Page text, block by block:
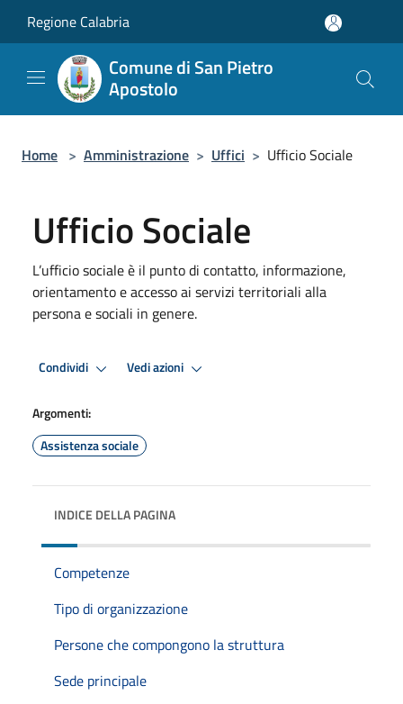
Regione Calabria
Comune di San Pietro
Apostolo
Home > Amministrazione > Uffici > Ufficio Sociale
Ufficio Sociale
L’ufficio sociale è il punto di contatto, informazione,
orientamento e accesso ai servizi territoriali alla
persona e sociali in genere.
Condividi Vedi azioni
Argomenti:
Assistenza sociale
INDICE DELLA PAGINA
Competenze
Tipo di organizzazione
Persone che compongono la struttura
Sede principale